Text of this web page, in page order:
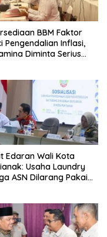
BBM Faktor
Pengendalian Inflasi,
Diminta Serius
Edaran Wali Kota
Usaha Laundry
ASN Dilarang Pakai